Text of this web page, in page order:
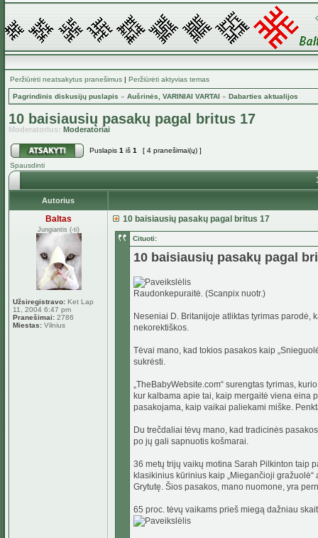
Peržiūrėti neatsakytus pranešimus | Peržiūrėti aktyvias temas
Pagrindinis diskusijų puslapis » Aušrinės, VARINIAI VARTAI » Dabarties aktualijos
10 baisiausių pasakų pagal britus 17
Moderatorius: Moderatoriai
Puslapis 1 iš 1
[ 4 pranešimai(ų) ]
Spausdinti
Autorius
Baltas
Jungiantis (-ti)
Užsiregistravo: Ket Lap
11, 2004 6:47 pm
Pranešimai: 2786
Miestas: Vilnius
10 baisiausių pasakų pagal britus 17
Cituoti:
10 baisiausių pasakų pagal
Raudonkepuraitė. (Scanpix nuotr.)
Neseniai D. Britanijoje atliktas tyrimas parodė,
nekorektiškos.
Tėvai mano, kad tokios pasakos kaip
sukrėsti.
„TheBabyWebsite.com“ surengtas tyrimas,
kur kalbama apie tai, kaip mergaitė viena eina
pasakojama, kaip vaikai paliekami miške.
Du trečdaliai tėvų mano, kad tradicinės
po jų gali sapnuotis košmarai.
36 metų trijų vaikų motina Sarah Pilkinton taip
klasikinius kūrinius kaip „Miegančioji
Grytutę. Šios pasakos, mano nuomone, yra
65 proc. tėvų vaikams prieš miegą dažniau